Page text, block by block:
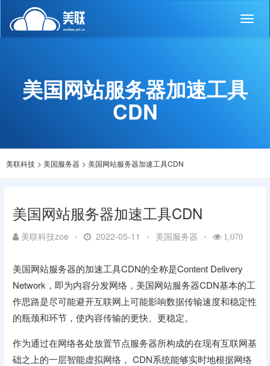
美国网站服务器加速工具
CDN
美联科技 > 美国服务器 > 美国网站服务器加速工具CDN
美国网站服务器加速工具CDN
美联科技zoe • 2022-05-11 • 美国服务器 • 1,070
美国网站服务器的加速工具CDN的全称是Content Delivery
Network，即为内容分发网络，美国网站服务器CDN基本的工
作思路是尽可能避开互联网上可能影响数据传输速度和稳定性
的瓶颈和环节，使内容传输的更快、更稳定。
作为通过在网络各处放置节点服务器所构成的在现有互联网基
础之上的一层智能虚拟网络， CDN系统能够实时地根据网络